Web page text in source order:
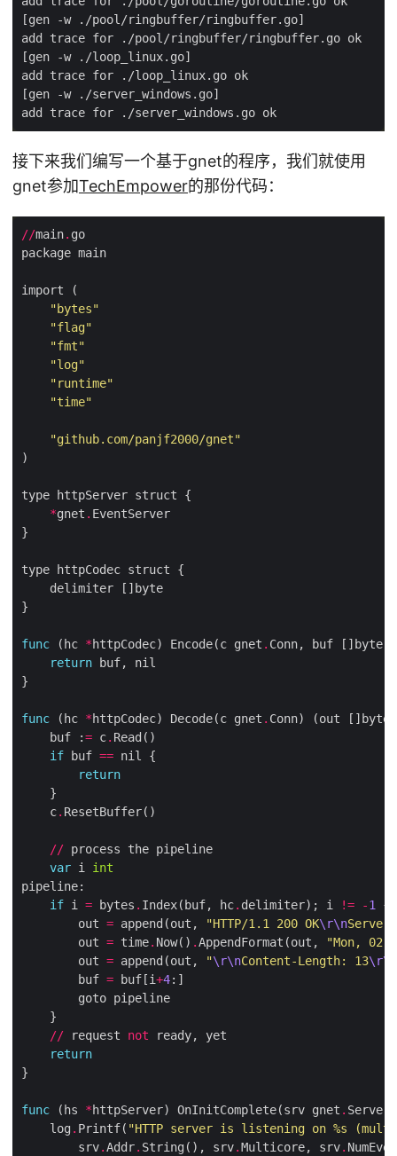
接下来我们编写一个基于gnet的程序，我们就使用
gnet参加TechEmpower的那份代码：
//main.
"bytes"
"flag"
"fmt"
"log"
"runtime"
"time"
"github.com/panjf2000/gnet"
*gnet .
func (hc *httpCodec) Encode(c gnet .
return
func (hc *httpCodec) Decode(c gnet .
    buf :
= c.
if buf ==
return
    c
.
//
var i int
if i = bytes . Index(buf, hc. delimiter); i != -1
        out
= append(out, "HTTP/1.1 200 OK\r\n
        out
= time. Now() .AppendFormat(out,
"Mon, 02
        out
= append(out, "\r\nContent-Length: 13
        buf
= buf[i+4
// request not
return
func (hs *httpServer) OnInitComplete(srv gnet .
    log
. Printf( "HTTP server is listening on %s
        srv
.Addr. String(), srv.Multicore, srv.